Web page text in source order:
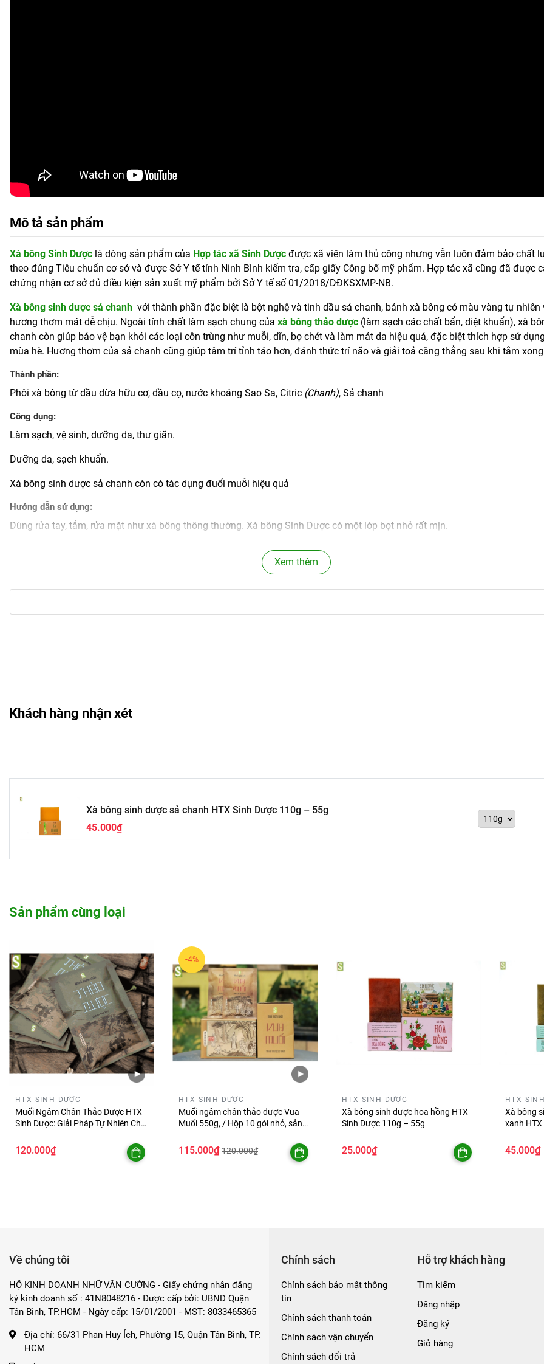
Mô tả sản phẩm
Xà bông Sinh Dược là dòng sản phẩm của Hợp tác xã Sinh Dược được xã viên làm thủ công nhưng vẫn luôn đảm bảo chất
theo đúng Tiêu chuẩn cơ sở và được Sở Y tế tỉnh Ninh Bình kiểm tra, cấp giấy Công bố mỹ phẩm. Hợp tác xã cũng đã được
chứng nhận cơ sở đủ điều kiện sản xuất mỹ phẩm bởi Sở Y tế số 01/2018/DĐKSXMP-NB.
Xà bông sinh dược sả chanh với thành phần đặc biệt là bột nghệ và tinh dầu sả chanh, bánh xà bông có màu vàng tự nhiên
hương thơm mát dễ chịu. Ngoài tính chất làm sạch chung của xà bông thảo dược (làm sạch các chất bẩn, diệt khuẩn), xà
chanh còn giúp bảo vệ bạn khỏi các loại côn trùng như muỗi, dĩn, bọ chét và làm mát da hiệu quả, đặc biệt thích hợp sử
mùa hè. Hương thơm của sả chanh cũng giúp tâm trí tỉnh táo hơn, đánh thức trí não và giải toả căng thẳng sau khi tắm
Thành phần:
Phôi xà bông từ dầu dừa hữu cơ, dầu cọ, nước khoáng Sao Sa, Citric (Chanh), Sả chanh
Công dụng:
Làm sạch, vệ sinh, dưỡng da, thư giãn.
Dưỡng da, sạch khuẩn.
Xà bông sinh dược sả chanh còn có tác dụng đuổi muỗi hiệu quả
Hướng dẫn sử dụng:
Dùng rửa tay, tắm, rửa mặt như xà bông thông thường. Xà bông Sinh Dược có một lớp bọt nhỏ rất mịn.
Xem thêm
Khách hàng nhận xét
Xà bông sinh dược sả chanh HTX Sinh Dược 110g – 55g
45.000₫
Sản phẩm cùng loại
HTX SINH DƯỢC
Muối Ngâm Chân Thảo Dược HTX
Sinh Dược: Giải Pháp Tự Nhiên Cho
120.000₫
-4%
HTX SINH DƯỢC
Muối ngâm chân thảo dược Vua
Muối 550g, / Hộp 10 gói nhỏ, sản
115.000₫ 120.000₫
HTX SINH DƯỢC
Xà bông sinh dược hoa hồng HTX
Sinh Dược 110g – 55g
25.000₫
HTX
Xà bông
xanh
45.000₫
Về chúng tôi
HỘ KINH DOANH NHỮ VĂN CƯỜNG - Giấy chứng nhận đăng
ký kinh doanh số : 41N8048216 - Được cấp bởi: UBND Quận
Tân Bình, TP.HCM - Ngày cấp: 15/01/2001 - MST: 8033465365
Địa chỉ: 66/31 Phan Huy Ích, Phường 15, Quận Tân Bình, TP.
HCM
Chính sách
Chính sách bảo mật thông
tin
Chính sách thanh toán
Chính sách vận chuyển
Chính sách đổi trả
Hỗ trợ khách hàng
Tìm kiếm
Đăng nhập
Đăng ký
Giỏ hàng